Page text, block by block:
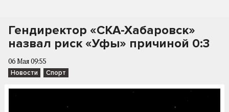
Гендиректор «СКА-Хабаровск»
назвал риск «Уфы» причиной 0:3
06 Мая 09:55
Новости Спорт